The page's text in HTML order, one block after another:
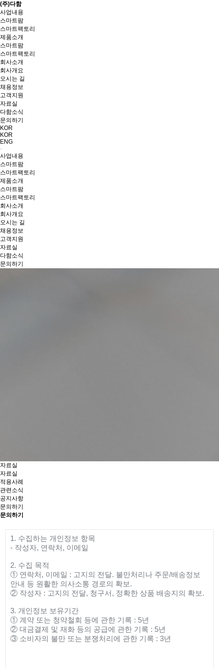
(주)다함
사업내용
스마트팜
스마트팩토리
제품소개
스마트팜
스마트팩토리
회사소개
회사개요
오시는 길
채용정보
고객지원
자료실
다함소식
문의하기
KOR
KOR
ENG
사업내용
스마트팜
스마트팩토리
제품소개
스마트팜
스마트팩토리
회사소개
회사개요
오시는 길
채용정보
고객지원
자료실
다함소식
문의하기
자료실
자료실
적용사례
관련소식
공지사항
문의하기
문의하기